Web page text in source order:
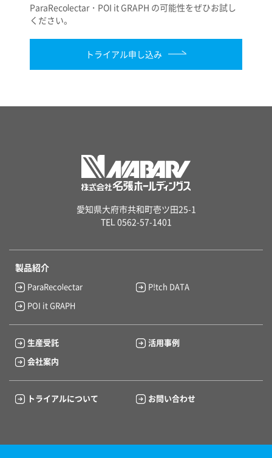
ParaRecolectar・POI it GRAPH の可能性をぜひお試し
ください。
トライアル申し込み
愛知県大府市共和町壱ツ田25-1
TEL 0562-57-1401
製品紹介
ParaRecolectar
P!tch DATA
POI it GRAPH
生産受託 活用事例
会社案内
トライアルについて お問い合わせ